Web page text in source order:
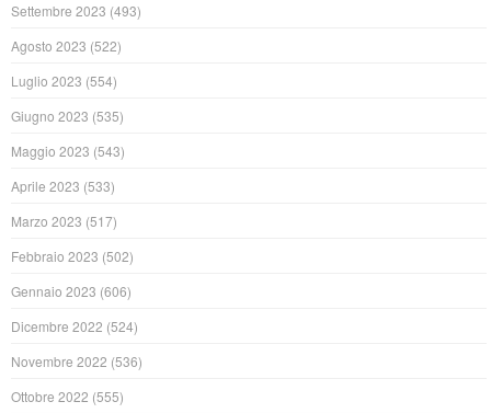
Settembre 2023 (493)
Agosto 2023 (522)
Luglio 2023 (554)
Giugno 2023 (535)
Maggio 2023 (543)
Aprile 2023 (533)
Marzo 2023 (517)
Febbraio 2023 (502)
Gennaio 2023 (606)
Dicembre 2022 (524)
Novembre 2022 (536)
Ottobre 2022 (555)